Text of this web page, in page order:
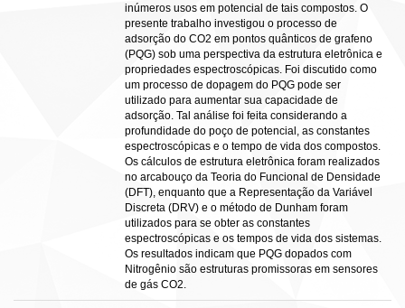
inúmeros usos em potencial de tais compostos. O
presente trabalho investigou o processo de
adsorção do CO2 em pontos quânticos de grafeno
(PQG) sob uma perspectiva da estrutura eletrônica e
propriedades espectroscópicas. Foi discutido como
um processo de dopagem do PQG pode ser
utilizado para aumentar sua capacidade de
adsorção. Tal análise foi feita considerando a
profundidade do poço de potencial, as constantes
espectroscópicas e o tempo de vida dos compostos.
Os cálculos de estrutura eletrônica foram realizados
no arcabouço da Teoria do Funcional de Densidade
(DFT), enquanto que a Representação da Variável
Discreta (DRV) e o método de Dunham foram
utilizados para se obter as constantes
espectroscópicas e os tempos de vida dos sistemas.
Os resultados indicam que PQG dopados com
Nitrogênio são estruturas promissoras em sensores
de gás CO2.